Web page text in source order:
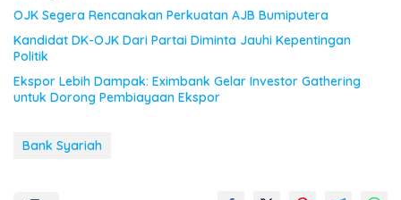
OJK Segera Rencanakan Perkuatan AJB Bumiputera
Kandidat DK-OJK Dari Partai Diminta Jauhi Kepentingan
Politik
Ekspor Lebih Dampak: Eximbank Gelar Investor Gathering
untuk Dorong Pembiayaan Ekspor
Bank Syariah